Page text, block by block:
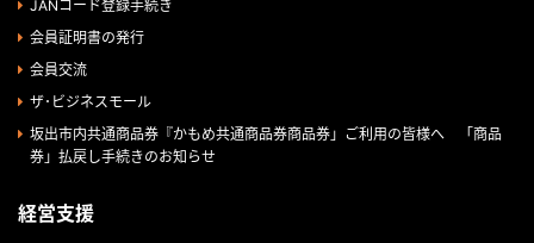
JANコード登録手続き
会員証明書の発行
会員交流
ザ･ビジネスモール
坂出市内共通商品券『かもめ共通商品券商品券」ご利用の皆様へ 「商品
券」払戻し手続きのお知らせ
経営支援